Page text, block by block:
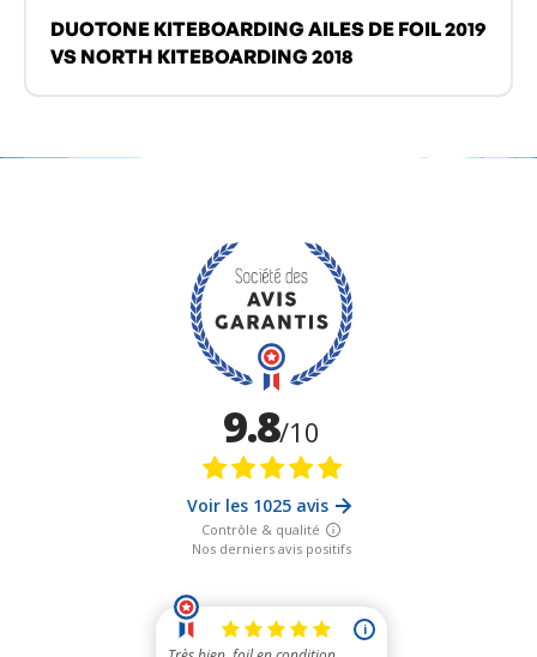
DUOTONE KITEBOARDING AILES DE FOIL 2019
VS NORTH KITEBOARDING 2018